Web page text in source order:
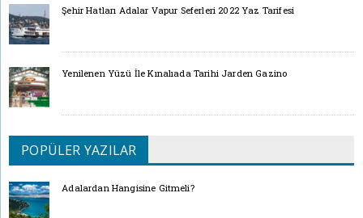
Şehir Hatları Adalar Vapur Seferleri 2022 Yaz Tarifesi
Yenilenen Yüzü İle Kınalıada Tarihi Jarden Gazino
POPÜLER YAZILAR
Adalardan Hangisine Gitmeli?